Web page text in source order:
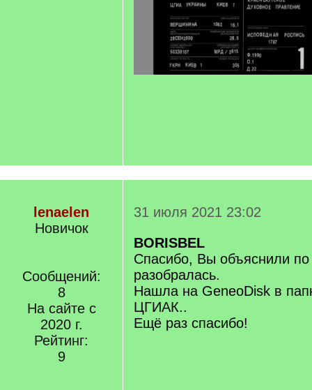
lenaelen
Новичок
Сообщений:
8
На сайте с
2020 г.
Рейтинг:
9
31 июля 2021 23:02
BORISBEL
Спасибо, Вы объяснили
разобралась.
Нашла на GeneoDisk в
ЦГИАК..
Ещё раз спасибо!